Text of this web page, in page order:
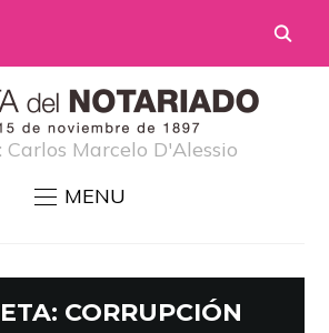
Carlos Marcelo D'Alessio
MENU
CORRUPCIÓN